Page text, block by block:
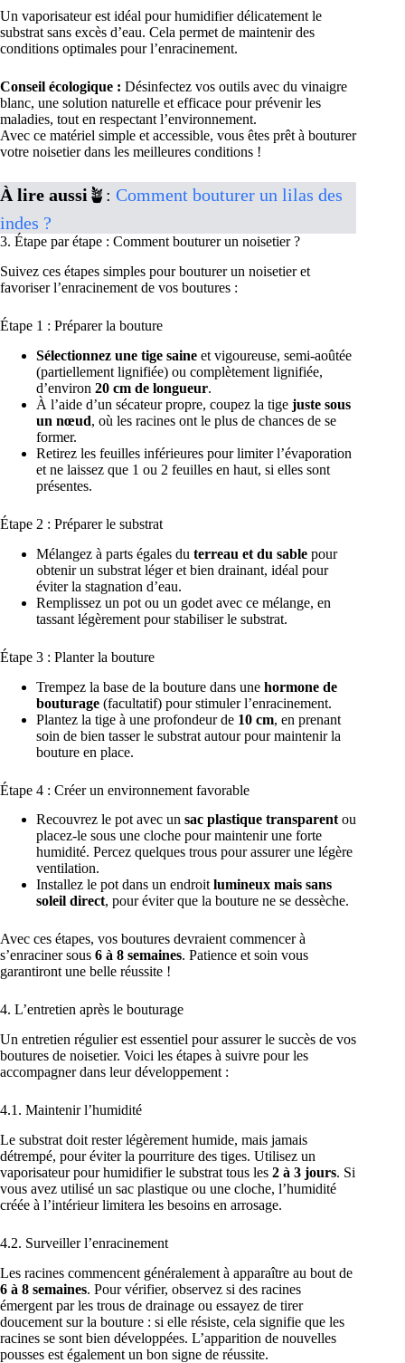
Un vaporisateur est idéal pour humidifier délicatement le
substrat sans excès d’eau. Cela permet de maintenir des
conditions optimales pour l’enracinement.
Conseil écologique : Désinfectez vos outils avec du vinaigre
blanc, une solution naturelle et efficace pour prévenir les
maladies, tout en respectant l’environnement.
Avec ce matériel simple et accessible, vous êtes prêt à bouturer
votre noisetier dans les meilleures conditions !
À lire aussi🪴: Comment bouturer un lilas des
indes ?
3. Étape par étape : Comment bouturer un noisetier ?
Suivez ces étapes simples pour bouturer un noisetier et
favoriser l’enracinement de vos boutures :
Étape 1 : Préparer la bouture
Sélectionnez une tige saine et vigoureuse, semi-aoûtée
(partiellement lignifiée) ou complètement lignifiée,
d’environ 20 cm de longueur.
À l’aide d’un sécateur propre, coupez la tige juste sous
un nœud, où les racines ont le plus de chances de se
former.
Retirez les feuilles inférieures pour limiter l’évaporation
et ne laissez que 1 ou 2 feuilles en haut, si elles sont
présentes.
Étape 2 : Préparer le substrat
Mélangez à parts égales du terreau et du sable pour
obtenir un substrat léger et bien drainant, idéal pour
éviter la stagnation d’eau.
Remplissez un pot ou un godet avec ce mélange, en
tassant légèrement pour stabiliser le substrat.
Étape 3 : Planter la bouture
Trempez la base de la bouture dans une hormone de
bouturage (facultatif) pour stimuler l’enracinement.
Plantez la tige à une profondeur de 10 cm, en prenant
soin de bien tasser le substrat autour pour maintenir la
bouture en place.
Étape 4 : Créer un environnement favorable
Recouvrez le pot avec un sac plastique transparent ou
placez-le sous une cloche pour maintenir une forte
humidité. Percez quelques trous pour assurer une légère
ventilation.
Installez le pot dans un endroit lumineux mais sans
soleil direct, pour éviter que la bouture ne se dessèche.
Avec ces étapes, vos boutures devraient commencer à
s’enraciner sous 6 à 8 semaines. Patience et soin vous
garantiront une belle réussite !
4. L’entretien après le bouturage
Un entretien régulier est essentiel pour assurer le succès de vos
boutures de noisetier. Voici les étapes à suivre pour les
accompagner dans leur développement :
4.1. Maintenir l’humidité
Le substrat doit rester légèrement humide, mais jamais
détrempé, pour éviter la pourriture des tiges. Utilisez un
vaporisateur pour humidifier le substrat tous les 2 à 3 jours. Si
vous avez utilisé un sac plastique ou une cloche, l’humidité
créée à l’intérieur limitera les besoins en arrosage.
4.2. Surveiller l’enracinement
Les racines commencent généralement à apparaître au bout de
6 à 8 semaines. Pour vérifier, observez si des racines
émergent par les trous de drainage ou essayez de tirer
doucement sur la bouture : si elle résiste, cela signifie que les
racines se sont bien développées. L’apparition de nouvelles
pousses est également un bon signe de réussite.